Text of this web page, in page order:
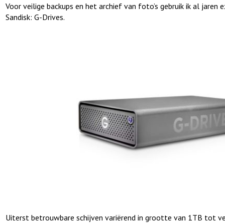
Voor veilige backups en het archief van foto’s gebruik ik al jaren
Sandisk: G-Drives.
Uiterst betrouwbare schijven variërend in grootte van 1TB tot